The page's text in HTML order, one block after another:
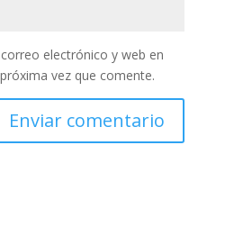
electrónico y web en
vez que comente.